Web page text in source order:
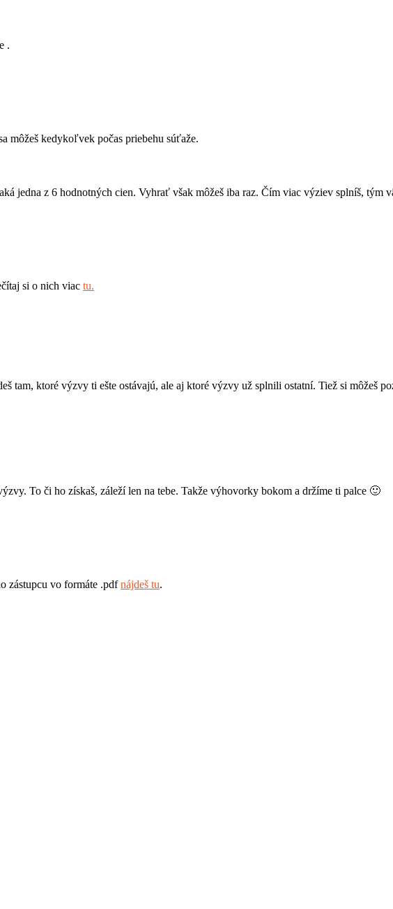
.
môžeš kedykoľvek počas priebehu súťaže.
jedna z 6 hodnotných cien. Vyhrať však môžeš iba raz. Čím viac výziev splníš, tým
si o nich viac tu.
tam, ktoré výzvy ti ešte ostávajú, ale aj ktoré výzvy už splnili ostatní. Tiež si môžeš
To či ho získaš, záleží len na tebe. Takže výhovorky bokom a držíme ti palce 🙂
zástupcu vo formáte .pdfnájdeš tu.